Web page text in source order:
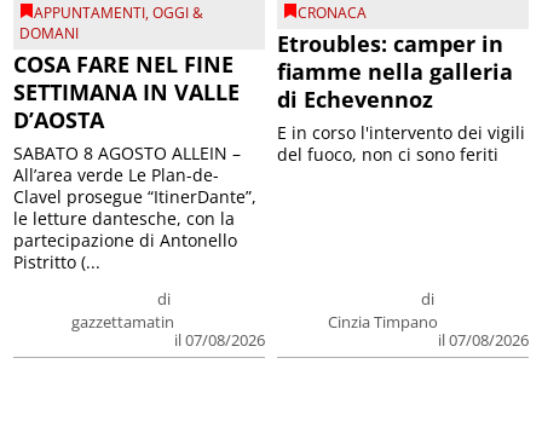
APPUNTAMENTI,OGGI &
DOMANI
COSA FARE NEL FINE
SETTIMANA IN VALLE
D’AOSTA
di
gazzettamatin
il 07/08/2026
SABATO 8 AGOSTO ALLEIN –
All’area verde Le Plan-de-
Clavel prosegue “ItinerDante”,
le letture dantesche, con la
partecipazione di Antonello
Pistritto (...
CRONACA
Etroubles: camper in
fiamme nella galleria
di Echevennoz
di
Cinzia Timpano
il 07/08/2026
E in corso l'intervento dei vigili
del fuoco, non ci sono feriti